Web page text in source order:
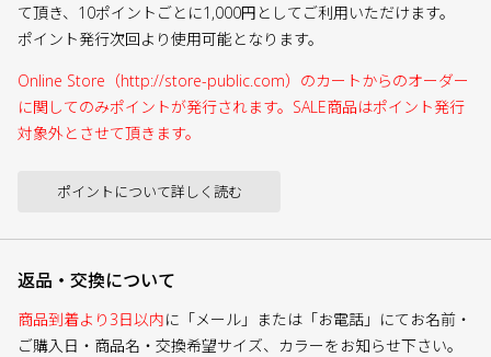
て頂き、10ポイントごとに1,000円としてご利用いただけます。
ポイント発行次回より使用可能となります。
Online Store（http://store-public.com）のカートからのオーダー
に関してのみポイントが発行されます。SALE商品はポイント発行
対象外とさせて頂きます。
ポイントについて詳しく読む
返品・交換について
商品到着より3日以内に「メール」または「お電話」にてお名前・
ご購入日・商品名・交換希望サイズ、カラーをお知らせ下さい。